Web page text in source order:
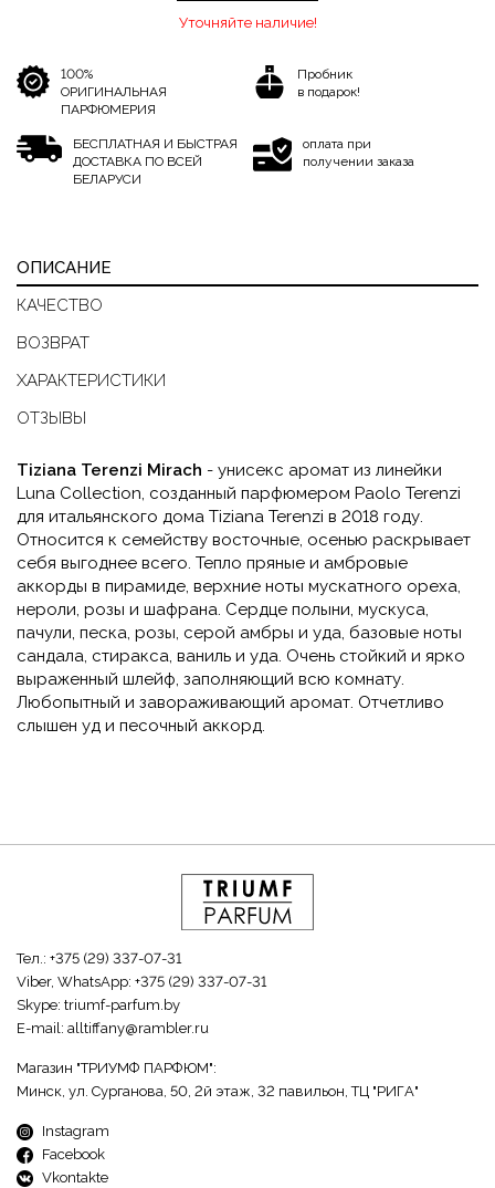
Уточняйте наличие!
100%
ОРИГИНАЛЬНАЯ
ПАРФЮМЕРИЯ
Пробник
в подарок!
БЕСПЛАТНАЯ И БЫСТРАЯ
ДОСТАВКА ПО ВСЕЙ
БЕЛАРУСИ
оплата при
получении заказа
ОПИСАНИЕ
КАЧЕСТВО
ВОЗВРАТ
ХАРАКТЕРИСТИКИ
ОТЗЫВЫ
Tiziana Terenzi Mirach - унисекс аромат из линейки
Luna Collection, созданный парфюмером Paolo Terenzi
для итальянского дома Tiziana Terenzi в 2018 году.
Относится к семейству восточные, осенью раскрывает
себя выгоднее всего. Тепло пряные и амбровые
аккорды в пирамиде, верхние ноты мускатного ореха,
нероли, розы и шафрана. Сердце полыни, мускуса,
пачули, песка, розы, серой амбры и уда, базовые ноты
сандала, стиракса, ваниль и уда. Очень стойкий и ярко
выраженный шлейф, заполняющий всю комнату.
Любопытный и завораживающий аромат. Отчетливо
слышен уд и песочный аккорд.
Тел.: +375 (29) 337-07-31
Viber, WhatsApp: +375 (29) 337-07-31
Skype: triumf-parfum.by
E-mail: alltiffany@rambler.ru
Магазин "ТРИУМФ ПАРФЮМ":
Минск, ул. Сурганова, 50, 2й этаж, 32 павильон, ТЦ "РИГА"
Instagram
Facebook
Vkontakte